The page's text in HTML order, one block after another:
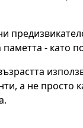
- като
а не просто